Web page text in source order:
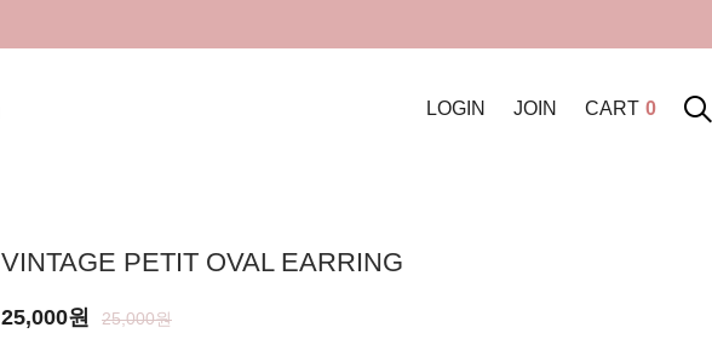
LOGIN JOIN CART 0
VINTAGE PETIT OVAL EARRING
25,000원 25,000원